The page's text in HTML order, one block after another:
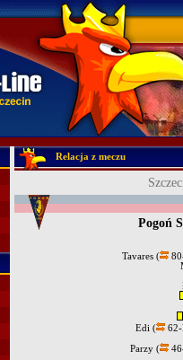
Relacja z meczu
Pogoń
Tavares (
Edi (
Parzy (